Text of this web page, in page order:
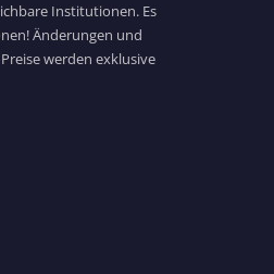
Institutionen. Es
Änderungen und
werden exklusive